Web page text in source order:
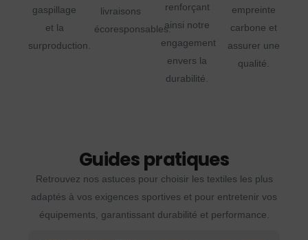
gaspillage
et la
surproduction.
livraisons
écoresponsables.
renforçant
ainsi notre
engagement
envers la
durabilité.
empreinte
carbone et
assurer une
qualité.
Guides pratiques
Retrouvez nos astuces pour choisir les textiles les plus
adaptés à vos exigences sportives et pour entretenir vos
équipements, garantissant durabilité et performance.